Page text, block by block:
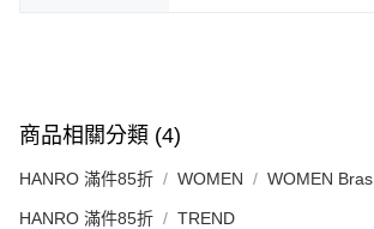
商品相關分類 (4)
HANRO 滿件85折 WOMEN WOMEN Bras
HANRO 滿件85折 TREND